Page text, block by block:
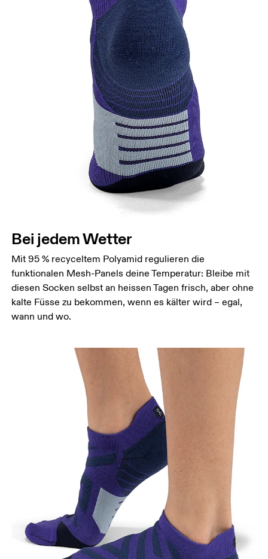
Bei jedem Wetter
Mit 95 % recyceltem Polyamid regulieren die
funktionalen Mesh-Panels deine Temperatur: Bleibe mit
diesen Socken selbst an heissen Tagen frisch, aber ohne
kalte Füsse zu bekommen, wenn es kälter wird – egal,
wann und wo.